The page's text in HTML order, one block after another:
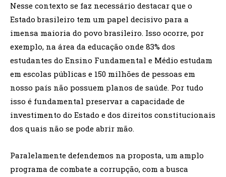
Nesse contexto se faz necessário destacar que o
Estado brasileiro tem um papel decisivo para a
imensa maioria do povo brasileiro. Isso ocorre, por
exemplo, na área da educação onde 83% dos
estudantes do Ensino Fundamental e Médio estudam
em escolas públicas e 150 milhões de pessoas em
nosso país não possuem planos de saúde. Por tudo
isso é fundamental preservar a capacidade de
investimento do Estado e dos direitos constitucionais
dos quais não se pode abrir mão.
Paralelamente defendemos na proposta, um amplo
programa de combate a corrupção, com a busca